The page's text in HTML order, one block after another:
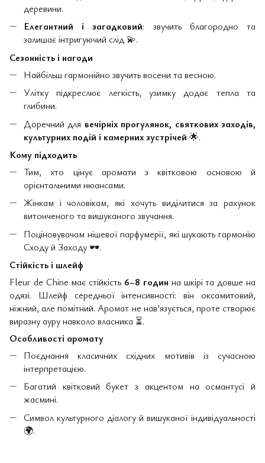
деревини.
Елегантний і загадковий: звучить благородно та
залишає інтригуючий слід 💫.
Сезонність і нагоди
Найбільш гармонійно звучить восени та весною.
Улітку підкреслює легкість, узимку додає тепла та
глибини.
Доречний для вечірніх прогулянок, святкових заходів,
культурних подій і камерних зустрічей 🌟.
Кому підходить
Тим, хто цінує аромати з квітковою основою й
орієнтальними нюансами.
Жінкам і чоловікам, які хочуть виділитися за рахунок
витонченого та вишуканого звучання.
Поціновувачам нішевої парфумерії, які шукають гармонію
Сходу й Заходу🕶️.
Стійкість і шлейф
Fleur de Chine має стійкість 6–8 годин на шкірі та довше на
одязі. Шлейф середньої інтенсивності: він оксамитовий,
ніжний, але помітний. Аромат не нав’язується, проте створює
виразну ауру навколо власника ⏳.
Особливості аромату
Поєднання класичних східних мотивів із сучасною
інтерпретацією.
Багатий квітковий букет з акцентом на османтусі й
жасмині.
Символ культурного діалогу й вишуканої індивідуальності
🌍.